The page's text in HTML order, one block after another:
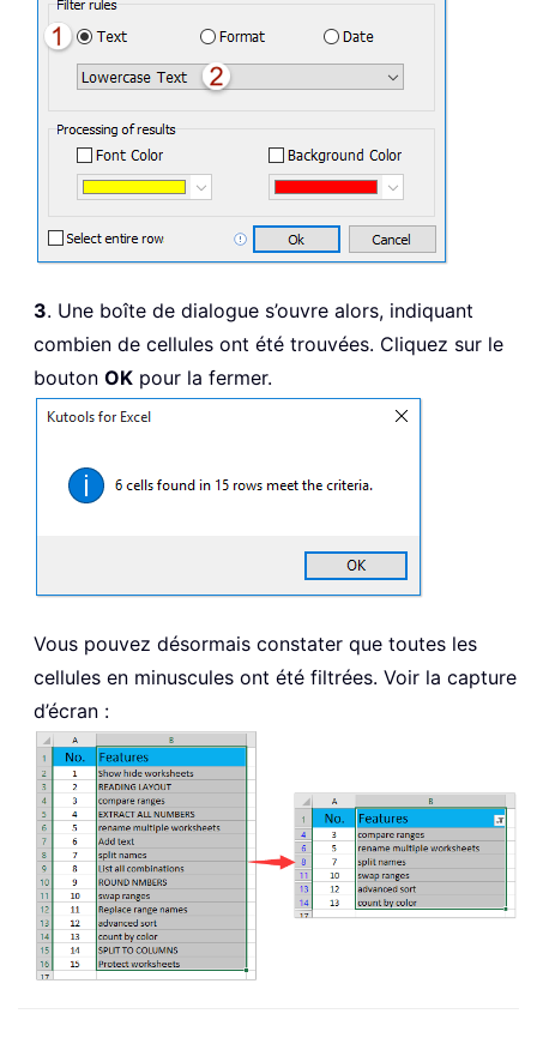
3. Une boîte de dialogue s’ouvre alors, indiquant
combien de cellules ont été trouvées. Cliquez sur le
bouton OK pour la fermer.
Vous pouvez désormais constater que toutes les
cellules en minuscules ont été filtrées. Voir la capture
d’écran :